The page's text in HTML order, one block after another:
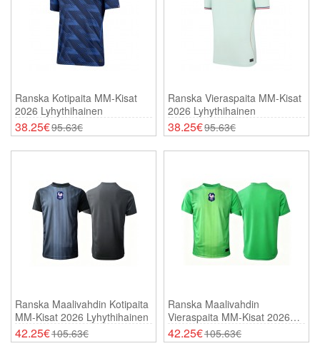
Ranska Kotipaita MM-Kisat
2026 Lyhythihainen
38.25€95.63€
Ranska Vieraspaita MM-Kisat
2026 Lyhythihainen
38.25€95.63€
Ranska Maalivahdin Kotipaita
MM-Kisat 2026 Lyhythihainen
42.25€105.63€
Ranska Maalivahdin
Vieraspaita MM-Kisat 2026
Lyhythihainen
42.25€105.63€